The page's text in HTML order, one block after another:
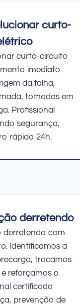
curto-
curto-circuito
imediato.
da falha,
tomadas em
Profissional
segurança,
rápido 24h.
derretendo
derretendo com
Identificamos a
trocamos
reforçamos o
certificado
prevenção de